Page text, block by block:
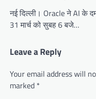
नई दिल्ली। Oracle ने AI के दम
31 मार्च को सुबह 6 बजे…
Leave a Reply
Your email address will
marked *